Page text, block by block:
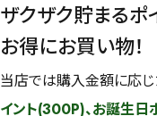
ザクザク貯まるポ
お得にお買い物！
当店では購入金額に応じ
イント(300P)、お誕生日